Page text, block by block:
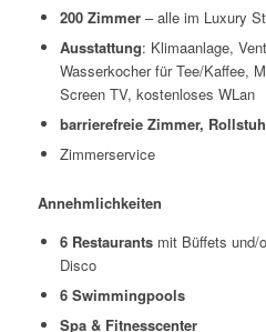
200 Zimmer– alle im Luxury
Ausstattung: Klimaanlage,
Wasserkocher für Tee/Kaffee,
Screen TV, kostenloses WLan
barrierefreie Zimmer,
Zimmerservice
Annehmlichkeiten
6 Restaurantsmit Büffets und/
Disco
6 Swimmingpools
Spa & Fitnesscenter